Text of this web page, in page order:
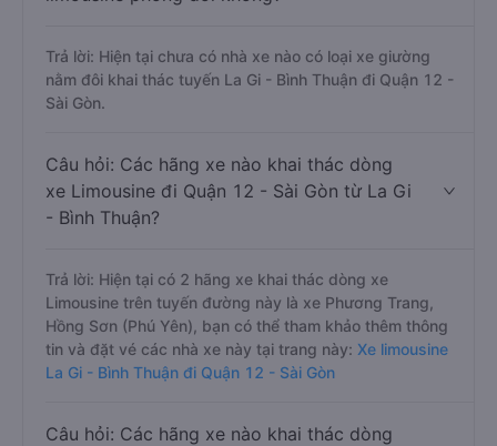
Trả lời: Hiện tại chưa có nhà xe nào có loại xe giường
nằm đôi khai thác tuyến La Gi - Bình Thuận đi Quận 12 -
Sài Gòn.
Câu hỏi: Các hãng xe nào khai thác dòng
xe Limousine đi Quận 12 - Sài Gòn từ La Gi
- Bình Thuận?
Trả lời: Hiện tại có 2 hãng xe khai thác dòng xe
Limousine trên tuyến đường này là xe Phương Trang,
Hồng Sơn (Phú Yên), bạn có thể tham khảo thêm thông
tin và đặt vé các nhà xe này tại trang này: Xe limousine
La Gi - Bình Thuận đi Quận 12 - Sài Gòn
Câu hỏi: Các hãng xe nào khai thác dòng